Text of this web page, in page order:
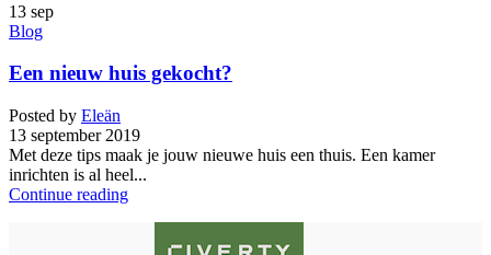
13 sep
Blog
Een nieuw huis gekocht?
Posted by Eleän
13 september 2019
Met deze tips maak je jouw nieuwe huis een thuis. Een kamer
inrichten is al heel...
Continue reading